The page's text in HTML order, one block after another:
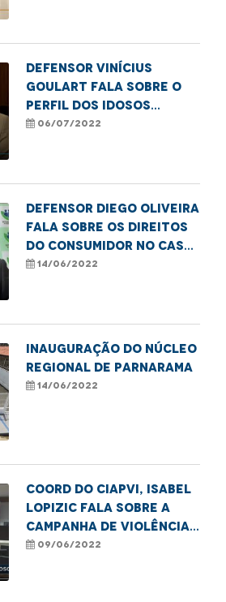
durante a pandemia
Defensor Vinícius
Goulart fala sobre o
perfil dos idosos
vítimas de violência no
06/07/2022
Defensor Diego Oliveira
fala sobre os direitos
do consumidor no caso
do parque de diversões
nos seus brinquedos
14/06/2022
Inauguração do Núcleo
Regional de Parnarama
14/06/2022
Coord do CIAPVI, Isabel
Lopizic fala sobre a
Campanha de Violência
contra os idosos
09/06/2022